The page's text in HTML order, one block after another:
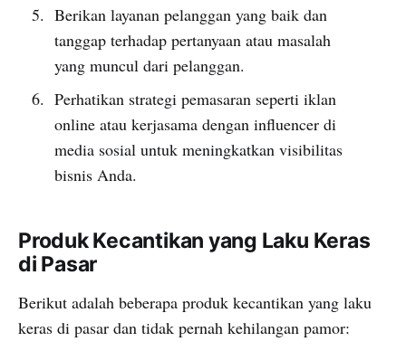
Berikan layanan pelanggan yang baik dan
tanggap terhadap pertanyaan atau masalah
yang muncul dari pelanggan.
Perhatikan strategi pemasaran seperti iklan
online atau kerjasama dengan influencer di
media sosial untuk meningkatkan visibilitas
bisnis Anda.
Produk Kecantikan yang Laku Keras
di Pasar
Berikut adalah beberapa produk kecantikan yang laku
keras di pasar dan tidak pernah kehilangan pamor: